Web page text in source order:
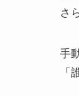
さ
手
「